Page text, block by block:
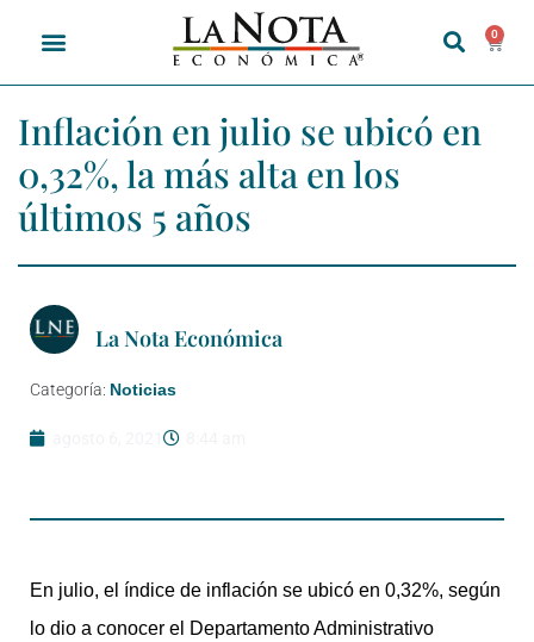
0
Inflación en julio se ubicó en
0,32%, la más alta en los
últimos 5 años
La Nota Económica
Categoría: Noticias
En julio, el índice de inflación se ubicó en 0,32%, según
lo dio a conocer el Departamento Administrativo